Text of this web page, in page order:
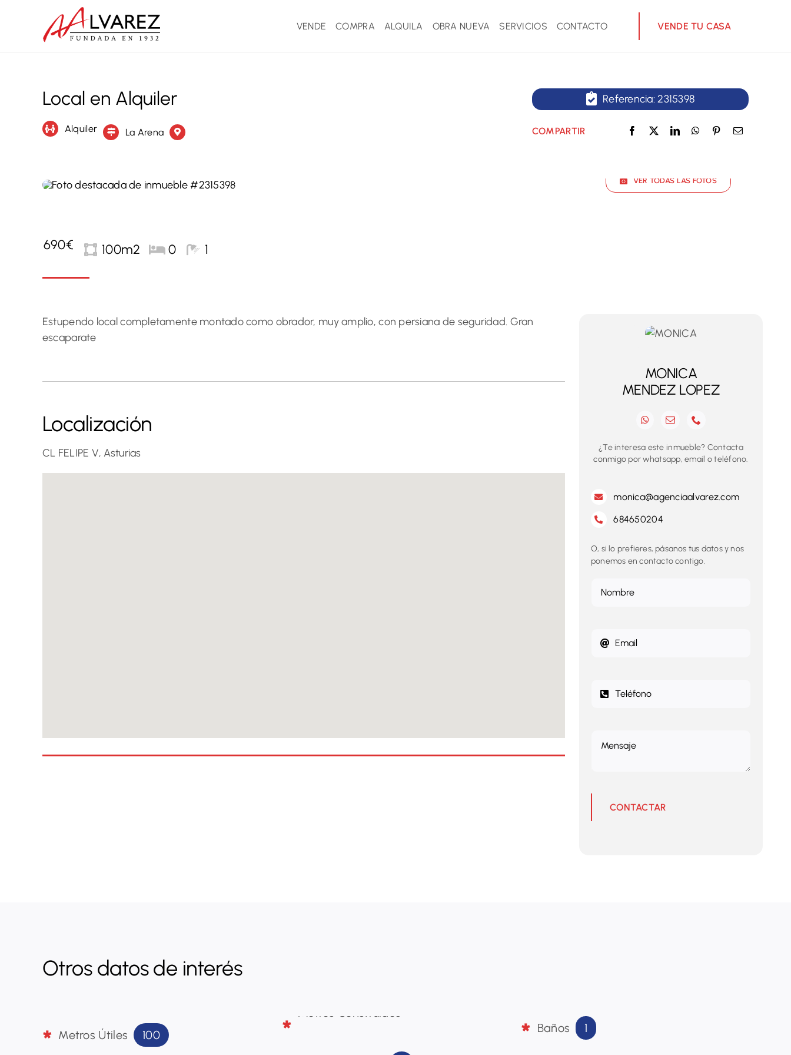
contenido
VENDE COMPRA ALQUILA OBRA NUEVA SERVICIOS CONTACTO VENDE TU CASA
Local en Alquiler
Alquiler La Arena
Referencia: 2315398
COMPARTIR
VER TODAS LAS FOTOS
690€ 100m2 0 1
Estupendo local completamente montado como obrador, muy amplio, con persiana de seguridad. Gran
escaparate
Localización
CL FELIPE V, Asturias
MONICA
MENDEZ LOPEZ
¿Te interesa este inmueble? Contacta
conmigo por whatsapp, email o teléfono.
monica@agenciaalvarez.com
684650204
O, si lo prefieres, pásanos tus datos y nos
ponemos en contacto contigo.
CONTACTAR
Otros datos de interés
Metros Útiles 100 Baños 1